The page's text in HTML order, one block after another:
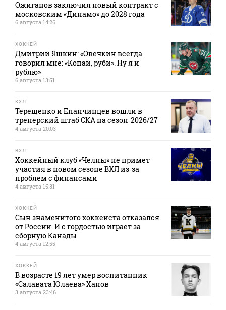
Ожиганов заключил новый контракт с
московским «Динамо» до 2028 года
6 августа 14:26
ХОККЕЙ
Дмитрий Яшкин: «Овечкин всегда
говорил мне: «Копай, руби». Ну я и
рублю»
6 августа 13:51
КХЛ
Терещенко и Епанчинцев вошли в
тренерский штаб СКА на сезон‑2026/27
4 августа 20:03
ВХЛ
Хоккейный клуб «Челны» не примет
участия в новом сезоне ВХЛ из‑за
проблем с финансами
4 августа 15:31
ХОККЕЙ
Сын знаменитого хоккеиста отказался
от России. И с гордостью играет за
сборную Канады
4 августа 12:55
ХОККЕЙ
В возрасте 19 лет умер воспитанник
«Салавата Юлаева» Ханов
3 августа 23:46